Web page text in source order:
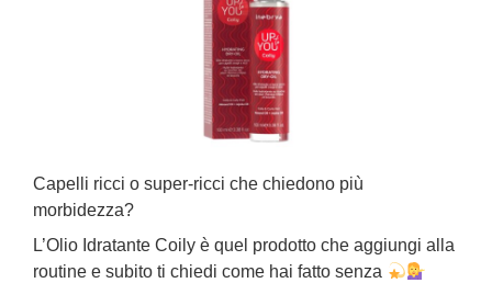
Capelli ricci o super‑ricci che chiedono più
morbidezza?
L’Olio Idratante Coily è quel prodotto che aggiungi alla
routine e subito ti chiedi come hai fatto senza